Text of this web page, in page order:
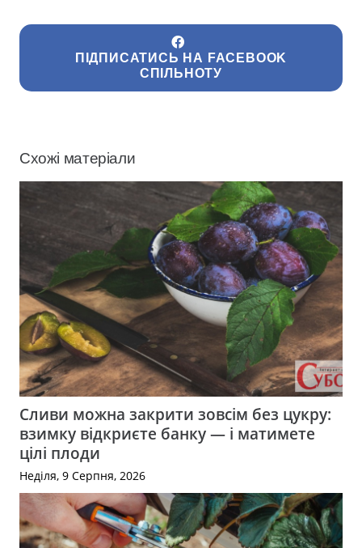
ПІДПИСАТИСЬ НА FACEBOOK
СПІЛЬНОТУ
Схожі матеріали
Сливи можна закрити зовсім без цукру:
взимку відкриєте банку — і матимете
цілі плоди
Неділя, 9 Серпня, 2026